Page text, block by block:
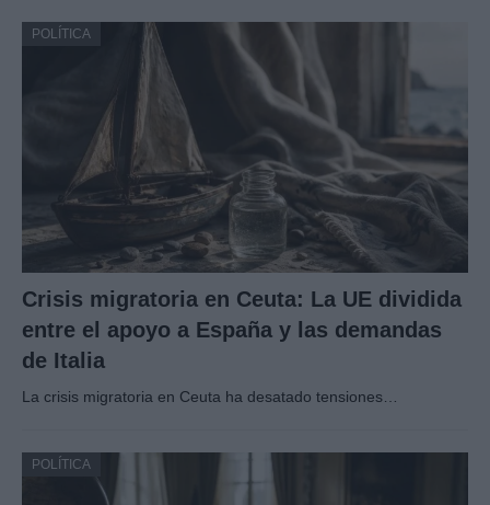
POLÍTICA
Crisis migratoria en Ceuta: La UE dividida
entre el apoyo a España y las demandas
de Italia
La crisis migratoria en Ceuta ha desatado tensiones…
POLÍTICA